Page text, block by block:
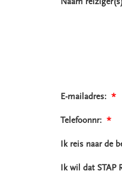
E-mailadres: *
Telefoonnr: *
Ik reis naar de
Ik wil dat STAP